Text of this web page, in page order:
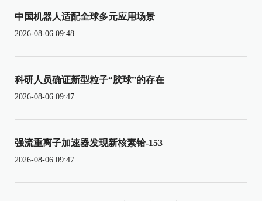
中国机器人适配全球多元应用场景
2026-08-06 09:48
科研人员确证新型粒子“胶球”的存在
2026-08-06 09:47
强流重离子加速器发现新核素铪-153
2026-08-06 09:47